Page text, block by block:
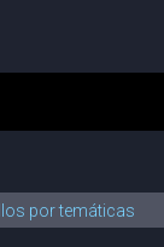
por temáticas